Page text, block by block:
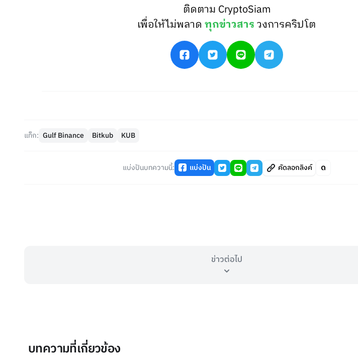
ติดตาม CryptoSiam
เพื่อให้ไม่พลาดทุกข่าวสารวงการคริปโต
แท็ก: Gulf Binance Bitkub KUB
แบ่งปันบทความนี้: แบ่งปัน คัดลอกลิงค์
ข่าวต่อไป
บทความที่เกี่ยวข้อง